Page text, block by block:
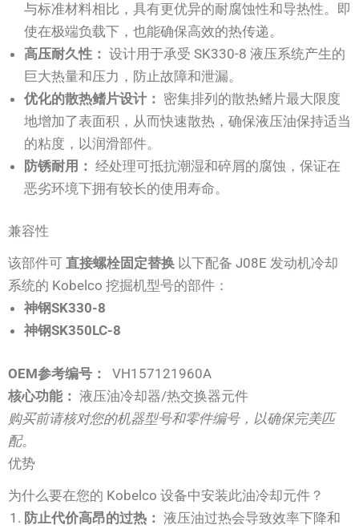
与标准材料相比，具有更优异的耐腐蚀性和导热性。即
使在极端负载下，也能确保高效的热传递。
高压耐久性： 设计用于承受 SK330-8 液压系统产生的
巨大热量和压力，防止故障和泄漏。
优化的散热鳍片设计： 密集排列的散热鳍片最大限度
地增加了表面积，从而快速散热，确保液压油保持适当
的粘度，以润滑部件。
防锈耐用： 经处理可抵抗潮湿和碎屑的腐蚀，保证在
恶劣环境下拥有较长的使用寿命。
兼容性
该部件可 直接螺栓固定替换 以下配备 J08E 发动机冷却
系统的 Kobelco 挖掘机型号的部件：
神钢SK330-8
神钢SK350LC-8
OEM参考编号：
VH157121960A
核心功能： 液压油冷却器/热交换器元件
购买前请核对您的机器型号和零件编号，以确保完美匹
配。
优势
为什么要在您的 Kobelco 设备中安装此油冷却元件？
防止代价高昂的过热： 液压油过热会导致效率下降和